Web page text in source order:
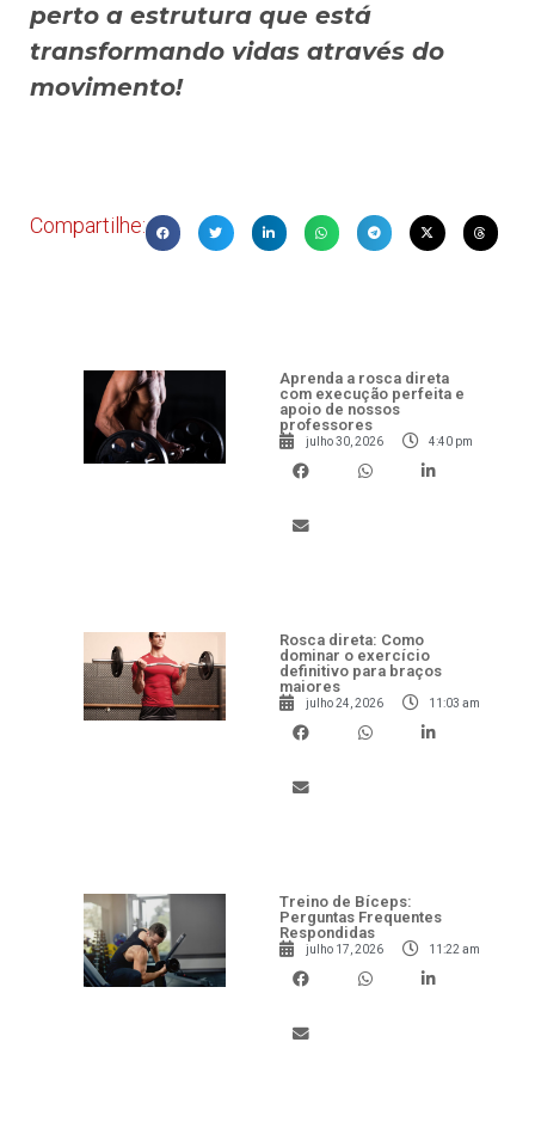
perto a estrutura que está
transformando vidas através do
movimento!
Compartilhe:
Aprenda a rosca direta
com execução perfeita e
apoio de nossos
professores
julho 30, 2026 4:40 pm
Rosca direta: Como
dominar o exercício
definitivo para braços
maiores
julho 24, 2026 11:03 am
Treino de Bíceps:
Perguntas Frequentes
Respondidas
julho 17, 2026 11:22 am